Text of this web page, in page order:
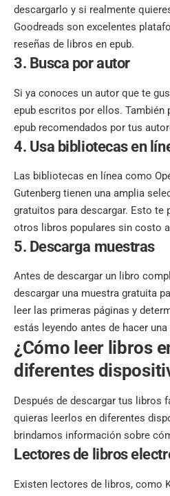
descargarlo y si realmente
Goodreads son excelentes
reseñas de libros en epub.
3. Busca por autor
Si ya conoces un autor que te
epub escritos por ellos. También
epub recomendados por tus
4. Usa bibliotecas en
Las bibliotecas en línea como
Gutenberg tienen una amplia
gratuitos para descargar. Esto
otros libros populares sin costo
5. Descarga muestras
Antes de descargar un libro
descargar una muestra gratuita
leer las primeras páginas y
estás leyendo antes de hacer
¿Cómo leer libros
diferentes
Después de descargar tus libros
quieras leerlos en diferentes
brindamos información sobre
Lectores de libros
Existen lectores de libros, como